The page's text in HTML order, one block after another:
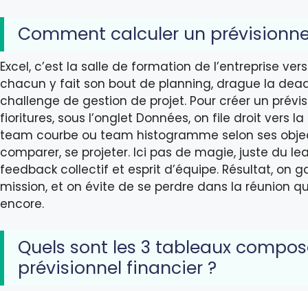
Comment calculer un
Excel, c’est la salle de formation de l’entreprise
chacun y fait son bout de planning, drague la
challenge de gestion de projet. Pour créer un
fioritures, sous l’onglet Données, on file droit vers
team courbe ou team histogramme selon ses
comparer, se projeter. Ici pas de magie, juste du
feedback collectif et esprit d’équipe. Résultat, on
mission, et on évite de se perdre dans la réunion
encore.
Quels sont les 3 tableaux
prévisionnel financier ?